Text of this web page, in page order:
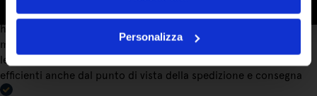
Personalizza
7 Giorni Fa
ho conosciuto l'azienda gironzolando sul web alla ricerca di
marmellate che contengano veramente la frutta e devo dire che
le aspettative sono state soddisfatte. Buon prodotto e molto
efficienti anche dal punto di vista della spedizione e consegna